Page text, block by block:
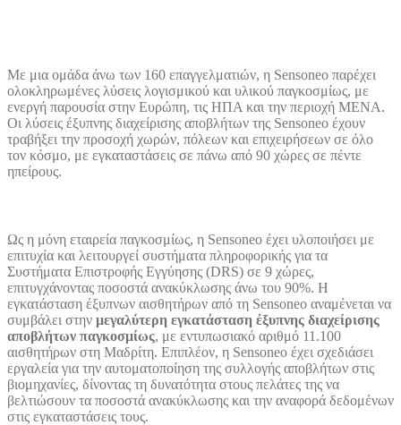
Με μια ομάδα άνω των 160 επαγγελματιών, η Sensoneo παρέχει
ολοκληρωμένες λύσεις λογισμικού και υλικού παγκοσμίως, με
ενεργή παρουσία στην Ευρώπη, τις ΗΠΑ και την περιοχή MENA.
Οι λύσεις έξυπνης διαχείρισης αποβλήτων της Sensoneo έχουν
τραβήξει την προσοχή χωρών, πόλεων και επιχειρήσεων σε όλο
τον κόσμο, με εγκαταστάσεις σε πάνω από 90 χώρες σε πέντε
ηπείρους.
Ως η μόνη εταιρεία παγκοσμίως, η Sensoneo έχει υλοποιήσει με
επιτυχία και λειτουργεί συστήματα πληροφορικής για τα
Συστήματα Επιστροφής Εγγύησης (DRS) σε 9 χώρες,
επιτυγχάνοντας ποσοστά ανακύκλωσης άνω του 90%. Η
εγκατάσταση έξυπνων αισθητήρων από τη Sensoneo αναμένεται να
συμβάλει στην μεγαλύτερη εγκατάσταση έξυπνης διαχείρισης
αποβλήτων παγκοσμίως, με εντυπωσιακό αριθμό 11.100
αισθητήρων στη Μαδρίτη. Επιπλέον, η Sensoneo έχει σχεδιάσει
εργαλεία για την αυτοματοποίηση της συλλογής αποβλήτων στις
βιομηχανίες, δίνοντας τη δυνατότητα στους πελάτες της να
βελτιώσουν τα ποσοστά ανακύκλωσης και την αναφορά δεδομένων
στις εγκαταστάσεις τους.